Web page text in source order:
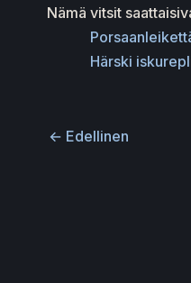
Nämä vitsit
Härski
← Edellinen